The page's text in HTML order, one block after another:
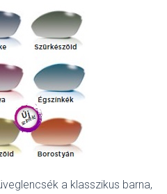
a klasszikus barna,